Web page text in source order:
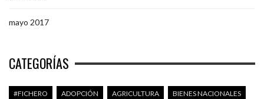
mayo 2017
CATEGORÍAS
#FICHERO ADOPCIÓN AGRICULTURA BIENES NACIONALES